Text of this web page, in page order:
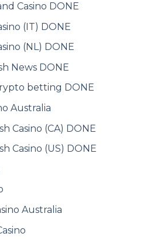
Casino DONE
(IT) DONE
(NL) DONE
News DONE
betting DONE
Australia
Casino (CA) DONE
Casino (US) DONE
Australia